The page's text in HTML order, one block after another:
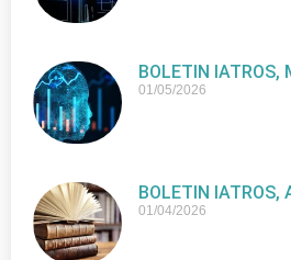
BOLETIN IATROS,
01/05/2026
BOLETIN IATROS,
01/04/2026